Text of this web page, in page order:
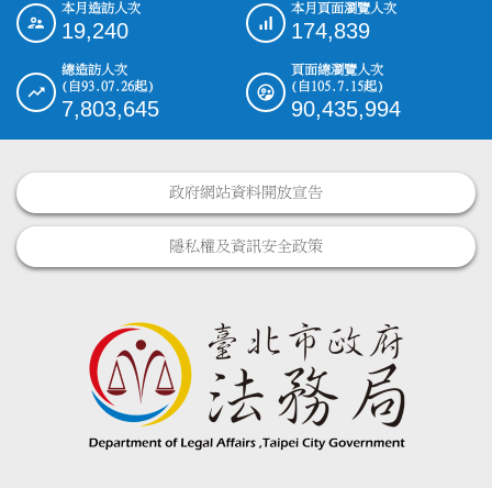
::: 本月造訪人次
19,240
本月頁面瀏覽人次
174,839
總造訪人次
(自93.07.26起)
7,803,645
頁面總瀏覽人次
(自105.7.15起)
90,435,994
政府網站資料開放宣告
隱私權及資訊安全政策